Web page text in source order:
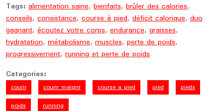
Tags: alimentation saine, bienfaits, brûler des calories,
conseils, consistance, course à pied, déficit calorique, duo
gagnant, écoutez votre corps, endurance, graisses,
hydratation, métabolisme, muscles, perte de poids,
progressivement, running et perte de poids
Categories:
courir courir maigrir course a pied pied
pieds
poids
running